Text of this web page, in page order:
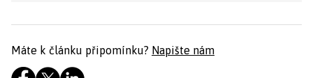
Máte k článku připomínku? Napište nám